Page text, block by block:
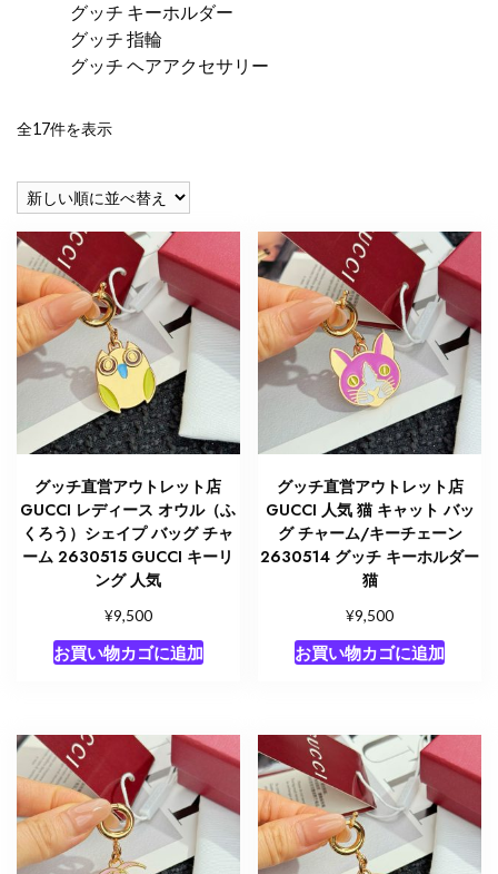
グッチ キーホルダー
グッチ 指輪
グッチ ヘアアクセサリー
全17件を表示新
い
順
グッチ直営アウトレット店
GUCCI レディース オウル（ふ
くろう）シェイプ バッグ チャ
ーム 2630515 GUCCI キーリ
ング 人気
¥9,500
お買い物カゴに追加
グッチ直営アウトレット店
GUCCI 人気 猫 キャット バッ
グ チャーム/キーチェーン
2630514 グッチ キーホルダー
猫
¥9,500
お買い物カゴに追加